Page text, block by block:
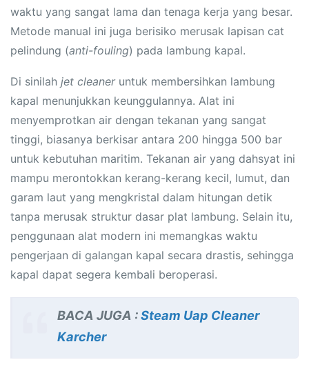
waktu yang sangat lama dan tenaga kerja yang besar.
Metode manual ini juga berisiko merusak lapisan cat
pelindung (anti-fouling) pada lambung kapal.
Di sinilah jet cleaneruntuk membersihkan lambung
kapal menunjukkan keunggulannya. Alat ini
menyemprotkan air dengan tekanan yang sangat
tinggi, biasanya berkisar antara 200 hingga 500 bar
untuk kebutuhan maritim. Tekanan air yang dahsyat ini
mampu merontokkan kerang-kerang kecil, lumut, dan
garam laut yang mengkristal dalam hitungan detik
tanpa merusak struktur dasar plat lambung. Selain itu,
penggunaan alat modern ini memangkas waktu
pengerjaan di galangan kapal secara drastis, sehingga
kapal dapat segera kembali beroperasi.
BACA JUGA :Steam Uap Cleaner
Karcher